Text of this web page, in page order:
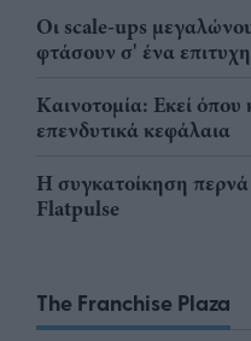
Οι scale-ups
φτάσουν σ' ένα
Καινοτομία: Εκεί
επενδυτικά κεφάλαια
Η συγκατοίκηση
Flatpulse
The Franchise Plaza